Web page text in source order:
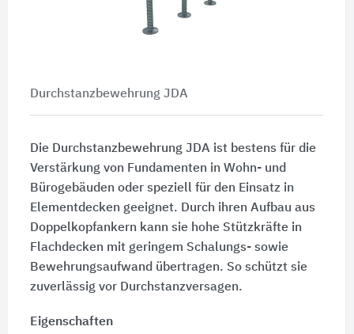
Durchstanzbewehrung JDA
Die Durchstanzbewehrung JDA ist bestens für die
Verstärkung von Fundamenten in Wohn- und
Bürogebäuden oder speziell für den Einsatz in
Elementdecken geeignet. Durch ihren Aufbau aus
Doppelkopfankern kann sie hohe Stützkräfte in
Flachdecken mit geringem Schalungs- sowie
Bewehrungsaufwand übertragen. So schützt sie
zuverlässig vor Durchstanzversagen.
Eigenschaften